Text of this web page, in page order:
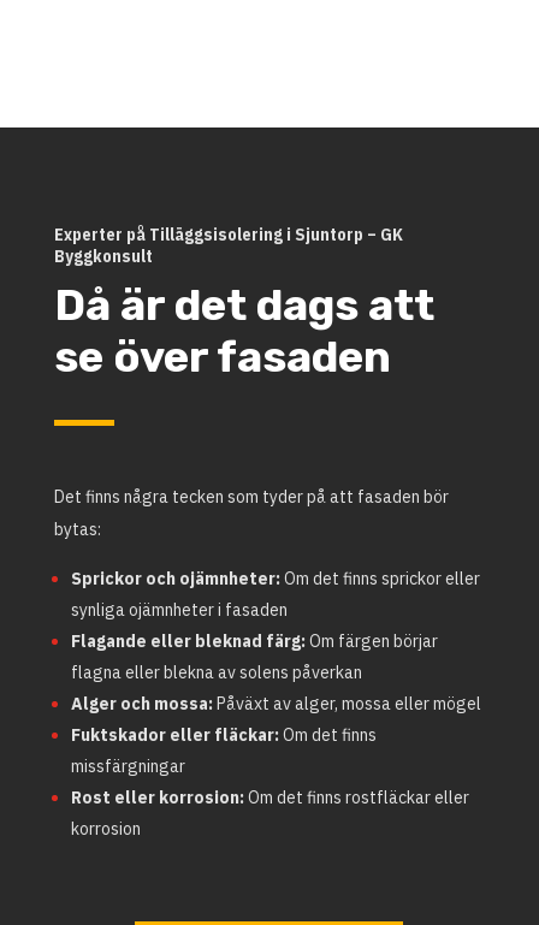
Experter på Tilläggsisolering i Sjuntorp – GK
Byggkonsult
Då är det dags att
se över fasaden
Det finns några tecken som tyder på att fasaden bör
bytas:
Sprickor och ojämnheter:Om det finns sprickor eller
synliga ojämnheter i fasaden
Flagande eller bleknad färg:Om färgen börjar
flagna eller blekna av solens påverkan
Alger och mossa:Påväxt av alger, mossa eller mögel
Fuktskador eller fläckar:Om det finns
missfärgningar
Rost eller korrosion:Om det finns rostfläckar eller
korrosion